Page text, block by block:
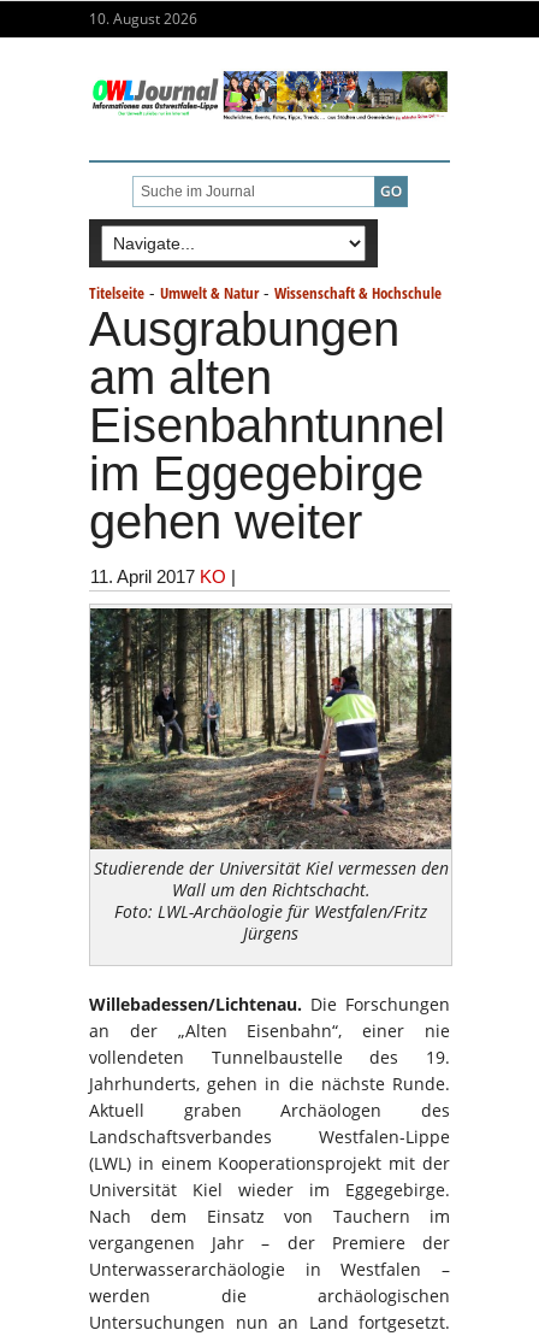
10. August 2026
Titelseite - Umwelt & Natur- Wissenschaft & Hochschule
Ausgrabungen
am alten
Eisenbahntunnel
im Eggegebirge
gehen weiter
11. April 2017 KO |
Studierende der Universität Kiel vermessen den
Wall um den Richtschacht.
Foto: LWL-Archäologie für Westfalen/Fritz
Jürgens
Willebadessen/Lichtenau. Die Forschungen
an der „Alten Eisenbahn“, einer nie
vollendeten Tunnelbaustelle des 19.
Jahrhunderts, gehen in die nächste Runde.
Aktuell graben Archäologen des
Landschaftsverbandes Westfalen-Lippe
(LWL) in einem Kooperationsprojekt mit der
Universität Kiel wieder im Eggegebirge.
Nach dem Einsatz von Tauchern im
vergangenen Jahr – der Premiere der
Unterwasserarchäologie in Westfalen –
werden die archäologischen
Untersuchungen nun an Land fortgesetzt.